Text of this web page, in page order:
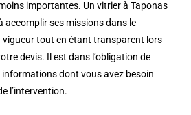
importantes. Un vitrier à Taponas
accomplir ses missions dans le
vigueur tout en étant transparent lors
devis. Il est dans l’obligation de
dont vous avez besoin
l’intervention.